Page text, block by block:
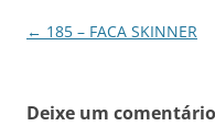
Navegação
← 185 – FACA SKINNER
Deixe um comentário